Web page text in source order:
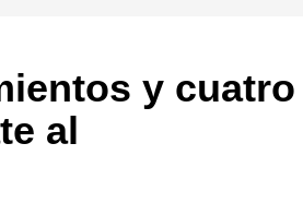
y cuatro
al